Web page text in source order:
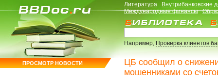
ПРОСМОТР НОВОСТИ
Литература
Внутрибанковские
Международные финансы
Например,Проверка клиентов
ЦБ сообщил о
мошенниками со